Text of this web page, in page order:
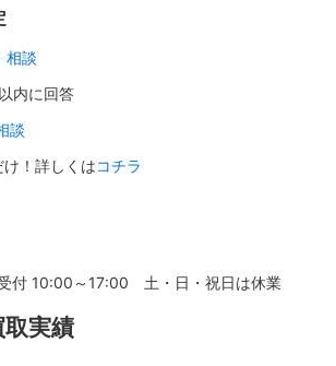
内に回答
！詳しくはコチラ
付 10:00～17:00 土・日・祝日は休業
取実績